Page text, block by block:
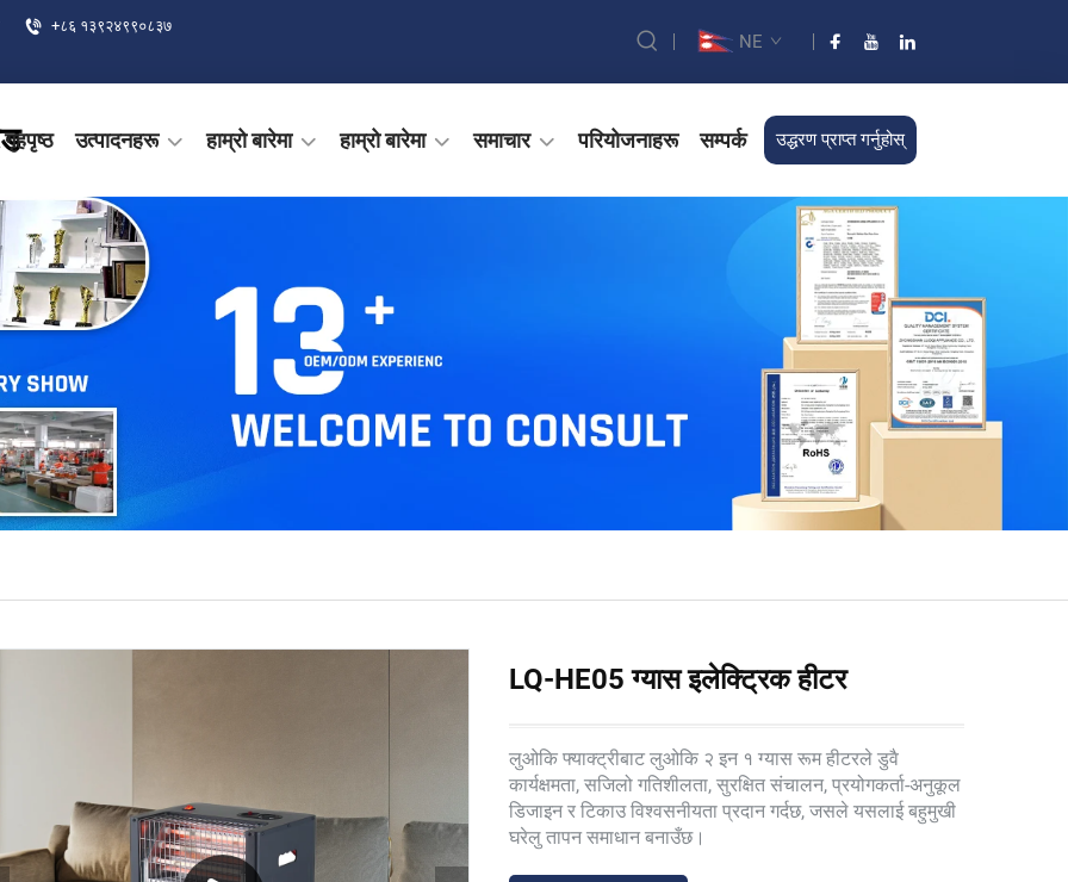
+८६ १३९२४९९०८३७
NE
गृहपृष्ठ उत्पादनहरू हाम्रो बारेमा हाम्रो बारेमा समाचार परियोजनाहरू सम्पर्क उद्धरण प्राप्त गर्नुहोस्
LQ-HE05 ग्यास इलेक्ट्रिक हीटर
लुओकि फ्याक्ट्रीबाट लुओकि २ इन १ ग्यास रूम हीटरले डुवै
कार्यक्षमता, सजिलो गतिशीलता, सुरक्षित संचालन, प्रयोगकर्ता-अनुकूल
डिजाइन र टिकाउ विश्वसनीयता प्रदान गर्दछ, जसले यसलाई बहुमुखी
घरेलु तापन समाधान बनाउँछ।